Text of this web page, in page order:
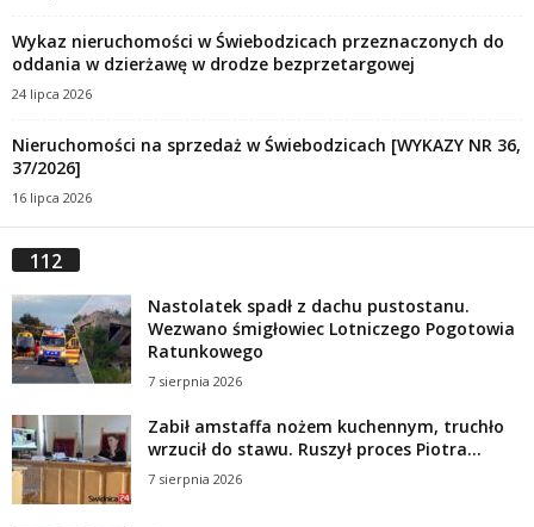
Wykaz nieruchomości w Świebodzicach przeznaczonych do
oddania w dzierżawę w drodze bezprzetargowej
24 lipca 2026
Nieruchomości na sprzedaż w Świebodzicach [WYKAZY NR 36,
37/2026]
16 lipca 2026
112
Nastolatek spadł z dachu pustostanu.
Wezwano śmigłowiec Lotniczego Pogotowia
Ratunkowego
7 sierpnia 2026
Zabił amstaffa nożem kuchennym, truchło
wrzucił do stawu. Ruszył proces Piotra...
7 sierpnia 2026